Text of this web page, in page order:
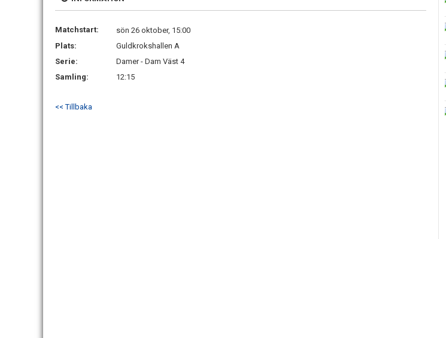
Matchstart:
sön 26 oktober, 15:00
Plats:
Guldkrokshallen A
Serie:
Damer - Dam Väst 4
Samling:
12:15
<< Tillbaka